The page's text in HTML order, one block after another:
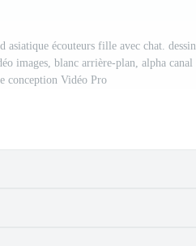
écouteurs fille avec chat. dessin
images, blanc arrière-plan, alpha canal
conception Vidéo Pro